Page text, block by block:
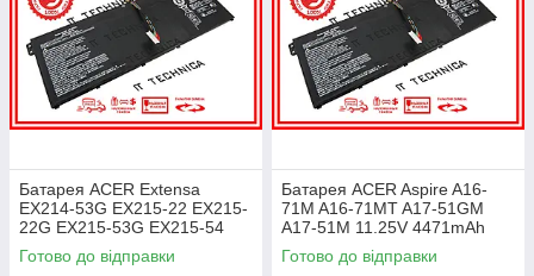
Батарея ACER Extensa
EX214-53G EX215-22 EX215-
22G EX215-53G EX215-54
EX215-54G 11.25V 4471mAh
ОРИГІНАЛ
Готово до відправки
Батарея ACER Aspire A16-
71M A16-71MT A17-51GM
A17-51M 11.25V 4471mAh
ОРИГІНАЛ
Готово до відправки